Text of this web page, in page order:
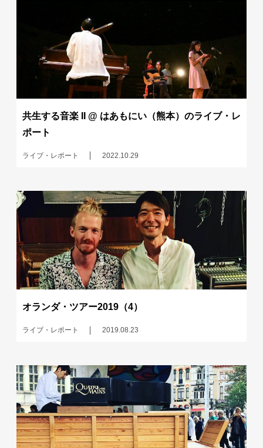
共生する音楽 II @ はあもにい（熊本）のライブ・レ
ポート
ライブ・レポート 2022.10.29
オランダ・ツアー2019（4）
ライブ・レポート 2019.08.23